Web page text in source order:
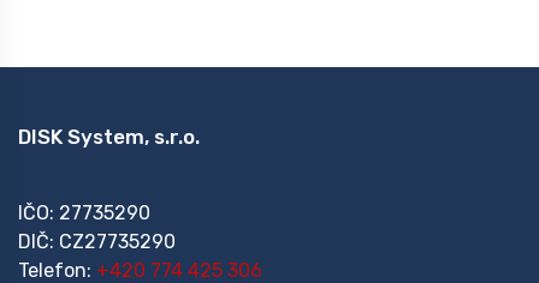
DISK System, s.r.o.
IČO: 27735290
DIČ: CZ27735290
Telefon: +420 774 425 306